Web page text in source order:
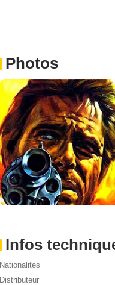
Photos
Infos
Nationalités
Distributeur